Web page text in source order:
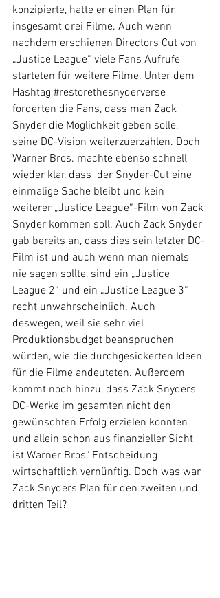
konzipierte, hatte er einen Plan für
insgesamt drei Filme. Auch wenn
nachdem erschienen Directors Cut von
„Justice League“ viele Fans Aufrufe
starteten für weitere Filme. Unter dem
Hashtag #restorethesnyderverse
forderten die Fans, dass man Zack
Snyder die Möglichkeit geben solle,
seine DC-Vision weiterzuerzählen. Doch
Warner Bros. machte ebenso schnell
wieder klar, dass  der Snyder-Cut eine
einmalige Sache bleibt und kein
weiterer „Justice League“-Film von Zack
Snyder kommen soll. Auch Zack Snyder
gab bereits an, dass dies sein letzter DC-
Film ist und auch wenn man niemals
nie sagen sollte, sind ein „Justice
League 2“ und ein „Justice League 3“
recht unwahrscheinlich. Auch
deswegen, weil sie sehr viel
Produktionsbudget beanspruchen
würden, wie die durchgesickerten Ideen
für die Filme andeuteten. Außerdem
kommt noch hinzu, dass Zack Snyders
DC-Werke im gesamten nicht den
gewünschten Erfolg erzielen konnten
und allein schon aus finanzieller Sicht
ist Warner Bros.‘ Entscheidung
wirtschaftlich vernünftig. Doch was war
Zack Snyders Plan für den zweiten und
dritten Teil?